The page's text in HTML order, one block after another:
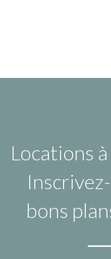
Locations
bons